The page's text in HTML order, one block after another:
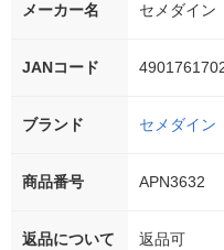
メーカー名 セメダイン
JANコード
ブランド セメダイン
商品番号 APN3632
返品について
返品可